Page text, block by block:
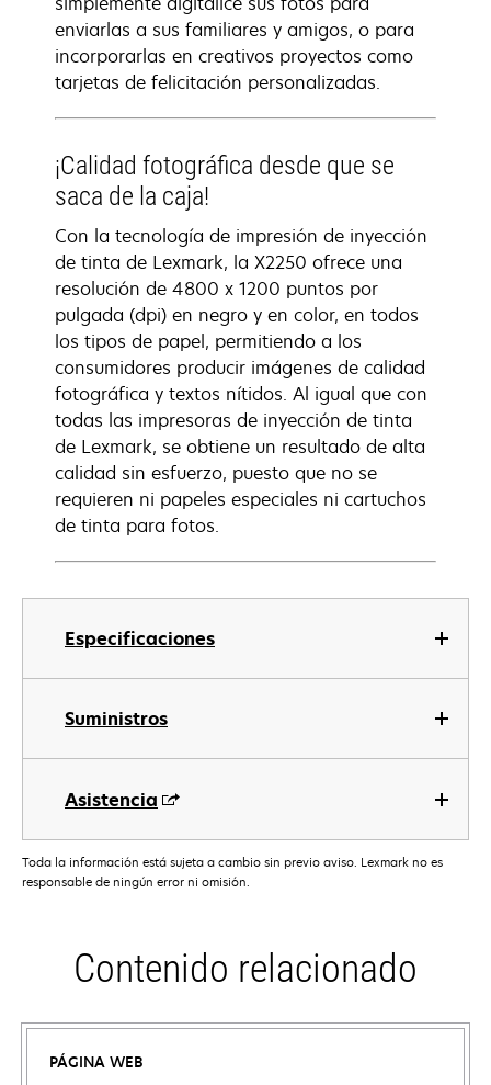
Especificaciones
Suministros
Asistencia
enviarlas a sus familiares y amigos, o para
incorporarlas en creativos proyectos como
tarjetas de felicitación personalizadas.
¡Calidad fotográfica desde que se
saca de la caja!
Con la tecnología de impresión de inyección
de tinta de Lexmark, la X2250 ofrece una
resolución de 4800 x 1200 puntos por
pulgada (dpi) en negro y en color, en todos
los tipos de papel, permitiendo a los
consumidores producir imágenes de calidad
fotográfica y textos nítidos. Al igual que con
todas las impresoras de inyección de tinta
de Lexmark, se obtiene un resultado de alta
calidad sin esfuerzo, puesto que no se
requieren ni papeles especiales ni cartuchos
de tinta para fotos.
Toda la información está sujeta a cambio sin previo aviso. Lexmark no es
responsable de ningún error ni omisión.
Contenido relacionado
PÁGINA WEB